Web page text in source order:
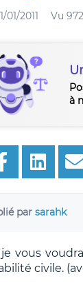
01/2011 Vu
à
par sarahk
vous
civile.